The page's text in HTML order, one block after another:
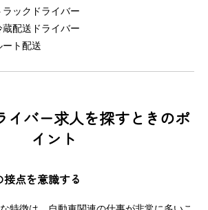
ックドライバー
配送ドライバー
ト配送
イバー求人を探すときのポ
イント
点を意識する